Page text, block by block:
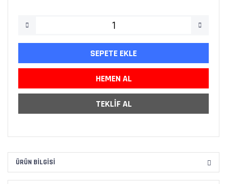
SEPETE EKLE
HEMEN AL
TEKLİF AL
ÜRÜN BILGISI